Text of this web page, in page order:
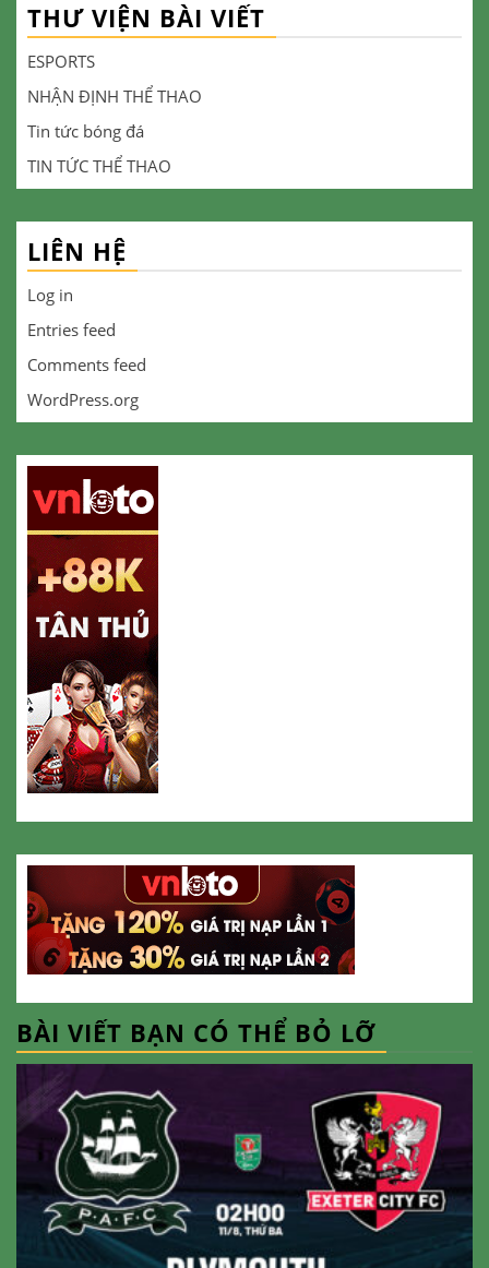
THƯ VIỆN BÀI VIẾT
ESPORTS
NHẬN ĐỊNH THỂ THAO
Tin tức bóng đá
TIN TỨC THỂ THAO
LIÊN HỆ
Log in
Entries feed
Comments feed
WordPress.org
BÀI VIẾT BẠN CÓ THỂ BỎ LỠ